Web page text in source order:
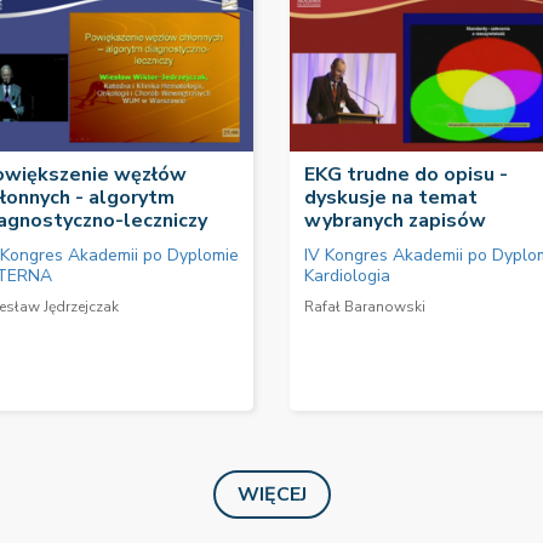
węzłów
- algorytm
leczniczy
Akademii po Dyplomie
Jędrzejczak
EKG trudne do opisu -
dyskusje na temat
wybranych zapisów
IV Kongres Akademii po
Kardiologia
Rafał Baranowski
WIĘCEJ